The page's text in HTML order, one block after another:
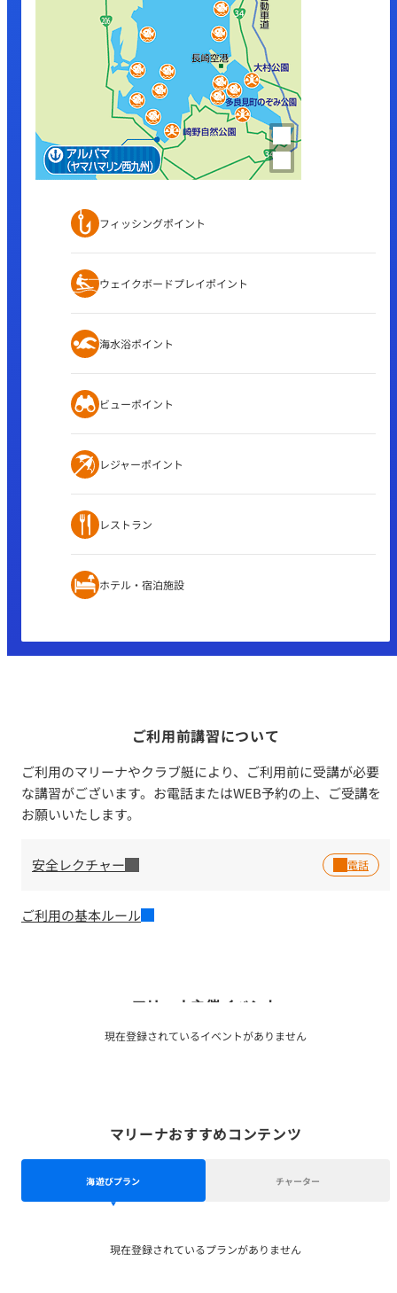
フィッシングポイント
ウェイクボードプレイポイント
海水浴ポイント
ビューポイント
レジャーポイント
レストラン
ホテル・宿泊施設
ご利用前講習について
ご利用のマリーナやクラブ艇により、ご利用前に受講が必要
な講習がございます。お電話またはWEB予約の上、ご受講を
お願いいたします。
安全レクチャー
ご利用の基本ルール
マリーナ主催イベント
現在登録されているイベントがありません
マリーナおすすめコンテンツ
海遊びプラン チャーター
現在登録されているプランがありません